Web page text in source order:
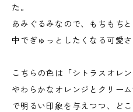
た。
あみぐるみなので、もちもち
中でぎゅっとしたくなる可愛さ
こちらの色は「シトラスオレン
やわらかなオレンジとクリー
で明るい印象を与えつつ、ど